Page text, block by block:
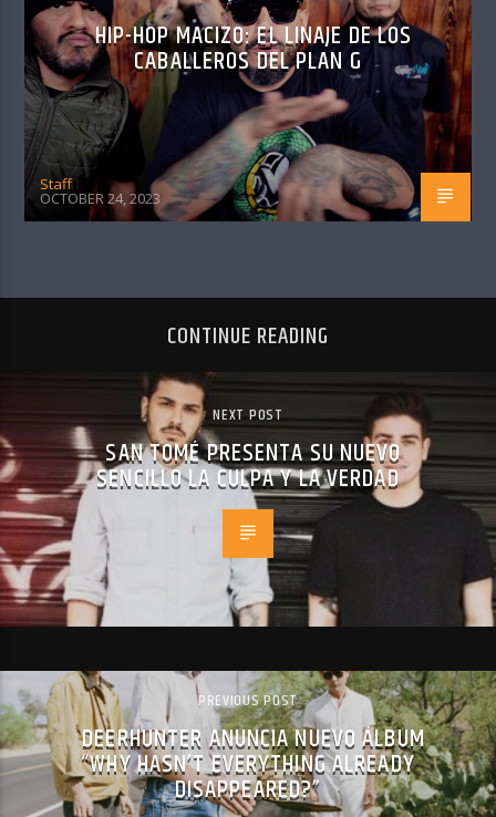
HIP-HOP MACIZO: EL LINAJE DE LOS
CABALLEROS DEL PLAN G
Staff
OCTOBER 24, 2023
CONTINUE READING
NEXT POST
SAN TOMÉ PRESENTA SU NUEVO
SENCILLO LA CULPA Y LA VERDAD
PREVIOUS POST
DEERHUNTER ANUNCIA NUEVO ÁLBUM
“WHY HASN’T EVERYTHING ALREADY
DISAPPEARED?”